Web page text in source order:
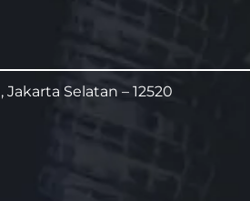
Selatan – 12520